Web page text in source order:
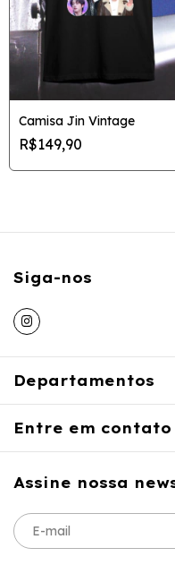
Camisa Jin Vintage
R$149,90
Siga-nos
Departamentos
Entre em contato
Assine nossa